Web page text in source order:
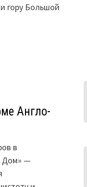
гору Большой
Англо-
в
Дом» —